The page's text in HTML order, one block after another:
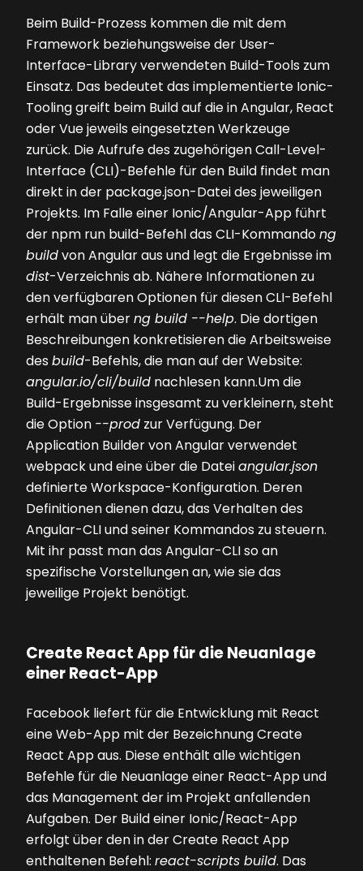
Beim Build-Prozess kommen die mit dem
Framework beziehungsweise der User-
Interface-Library verwendeten Build-Tools zum
Einsatz. Das bedeutet das implementierte Ionic-
Tooling greift beim Build auf die in Angular, React
oder Vue jeweils eingesetzten Werkzeuge
zurück. Die Aufrufe des zugehörigen Call-Level-
Interface (CLI)-Befehle für den Build findet man
direkt in der package.json-Datei des jeweiligen
Projekts. Im Falle einer Ionic/Angular-App führt
der npm run build-Befehl das CLI-Kommandong
buildvon Angular aus und legt die Ergebnisse im
dist-Verzeichnis ab. Nähere Informationen zu
den verfügbaren Optionen für diesen CLI-Befehl
erhält man überng build --help. Die dortigen
Beschreibungen konkretisieren die Arbeitsweise
des build-Befehls, die man auf der Website:
angular.io/cli/build nachlesen kann.Um die
Build-Ergebnisse insgesamt zu verkleinern, steht
die Option --prod zur Verfügung. Der
Application Builder von Angular verwendet
webpack und eine über die Dateiangular.json
definierte Workspace-Konfiguration. Deren
Definitionen dienen dazu, das Verhalten des
Angular-CLI und seiner Kommandos zu steuern.
Mit ihr passt man das Angular-CLI so an
spezifische Vorstellungen an, wie sie das
jeweilige Projekt benötigt.
Create React App für die Neuanlage
einer React-App
Facebook liefert für die Entwicklung mit React
eine Web-App mit der Bezeichnung Create
React App aus. Diese enthält alle wichtigen
Befehle für die Neuanlage einer React-App und
das Management der im Projekt anfallenden
Aufgaben. Der Build einer Ionic/React-App
erfolgt über den in der Create React App
enthaltenen Befehl: react-scripts build. Das